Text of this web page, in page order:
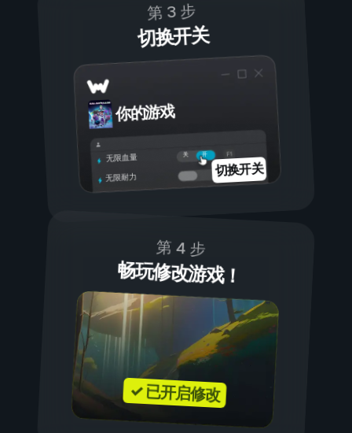
第 3 步
切换开关
你的游戏
开
关
无限血量
无限耐力
切换开关
第 4 步
畅玩修改游戏！
✓ 已开启修改